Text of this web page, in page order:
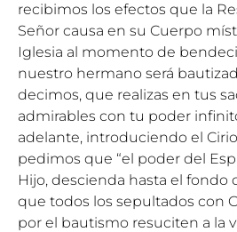
recibimos los efectos que la
Señor causa en su Cuerpo
Iglesia al momento de
nuestro hermano será
decimos, que realizas en tus
admirables con tu poder
adelante, introduciendo el
pedimos que “el poder del
Hijo, descienda hasta el fondo
que todos los sepultados con
por el bautismo resuciten a la